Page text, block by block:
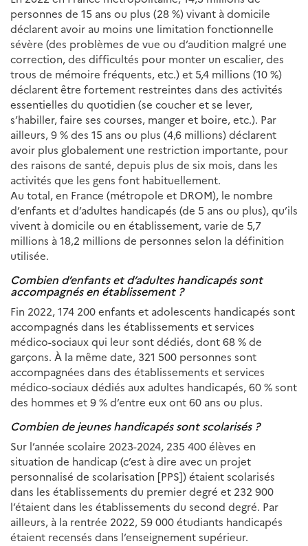
personnes de 15 ans ou plus (28 %) vivant à domicile
déclarent avoir au moins une limitation fonctionnelle
sévère (des problèmes de vue ou d’audition malgré une
correction, des difficultés pour monter un escalier, des
trous de mémoire fréquents, etc.) et 5,4 millions (10 %)
déclarent être fortement restreintes dans des activités
essentielles du quotidien (se coucher et se lever,
s’habiller, faire ses courses, manger et boire, etc.). Par
ailleurs, 9 % des 15 ans ou plus (4,6 millions) déclarent
avoir plus globalement une restriction importante, pour
des raisons de santé, depuis plus de six mois, dans les
activités que les gens font habituellement.
Au total, en France (métropole et DROM), le nombre
d’enfants et d’adultes handicapés (de 5 ans ou plus), qu’ils
vivent à domicile ou en établissement, varie de 5,7
millions à 18,2 millions de personnes selon la définition
utilisée.
Combien d’enfants et d’adultes handicapés sont
accompagnés en établissement ?
Fin 2022, 174 200 enfants et adolescents handicapés sont
accompagnés dans les établissements et services
médico-sociaux qui leur sont dédiés, dont 68 % de
garçons. À la même date, 321 500 personnes sont
accompagnées dans des établissements et services
médico-sociaux dédiés aux adultes handicapés, 60 % sont
des hommes et 9 % d’entre eux ont 60 ans ou plus.
Combien de jeunes handicapés sont scolarisés ?
Sur l’année scolaire 2023-2024, 235 400 élèves en
situation de handicap (c’est à dire avec un projet
personnalisé de scolarisation [PPS]) étaient scolarisés
dans les établissements du premier degré et 232 900
l’étaient dans les établissements du second degré. Par
ailleurs, à la rentrée 2022, 59 000 étudiants handicapés
étaient recensés dans l’enseignement supérieur.